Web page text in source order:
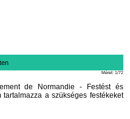
Méret: 1/72
de Normandie - Festést és
a szükséges festékeket